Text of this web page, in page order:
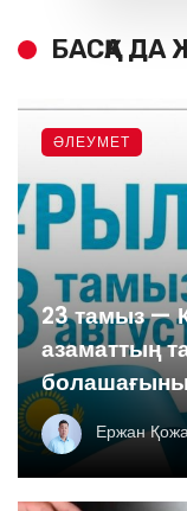
БАСҚА
23 тамыз —
азаматтың
Ержан
ӘЛЕУМЕТ